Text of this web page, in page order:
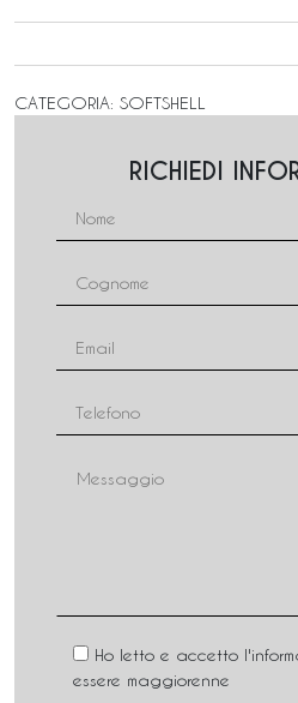
CATEGORIA: SOFTSHELL
RICHIEDI
Ho letto e accetto
essere maggiorenne